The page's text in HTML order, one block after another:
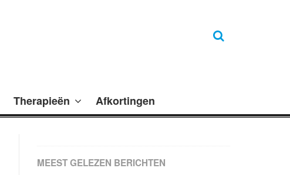
Therapieën Afkortingen
MEEST GELEZEN BERICHTEN